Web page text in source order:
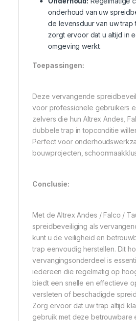
onderhoud van uw
de levensduur van uw trap
zorgt ervoor dat u altijd in
omgeving werkt.
Toepassingen:
Deze vervangende
voor professionele gebruikers
zelvers die hun Altrex Andes,
dubbele trap in topconditie
Perfect voor
bouwprojecten,
Conclusie:
Met de Altrex Andes / Falco /
spreidbeveiliging als
kunt u de veiligheid en
trap eenvoudig herstellen. Dit
vervangingsonderdeel is
iedereen die regelmatig op
biedt een snelle en effectieve
versleten of beschadigde
Zorg ervoor dat uw trap altijd
gebruik met deze betrouwbare